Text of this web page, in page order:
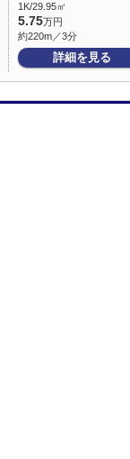
1K/29.95㎡
5.75万円
約220m／3分
詳細を見る